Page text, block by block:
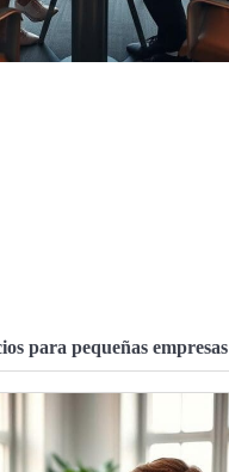
para pequeñas empresas